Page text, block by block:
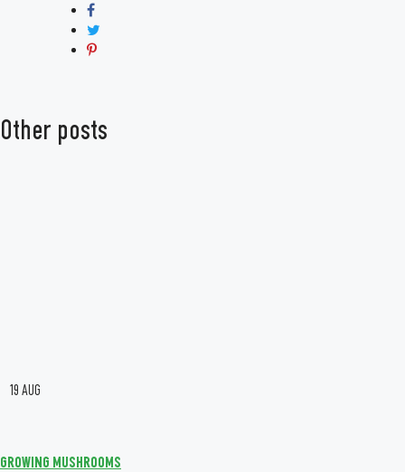
Other posts
19 AUG
GROWING MUSHROOMS